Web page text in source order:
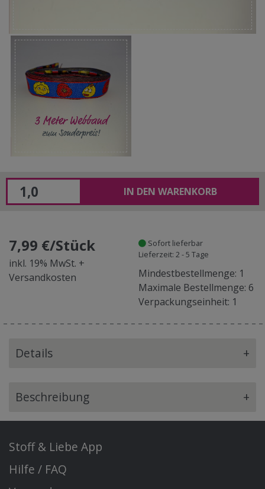
IN DEN WARENKORB
7,99 €/Stück
inkl. 19% MwSt. +
Versandkosten
Sofort lieferbar
Lieferzeit: 2 - 5 Tage
Mindestbestellmenge: 1
Maximale Bestellmenge: 6
Verpackungseinheit: 1
Details +
Beschreibung +
Stoff & Liebe App
Hilfe / FAQ